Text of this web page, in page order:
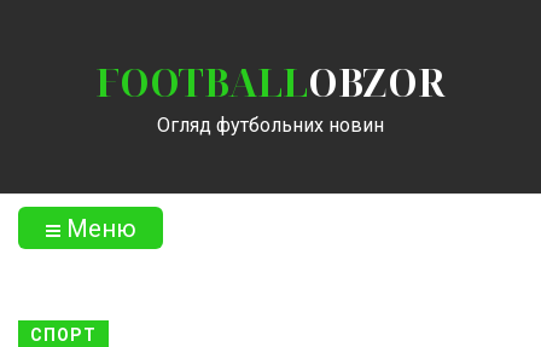
FOOTBALLOBZOR
Огляд футбольних новин
Меню
СПОРТ